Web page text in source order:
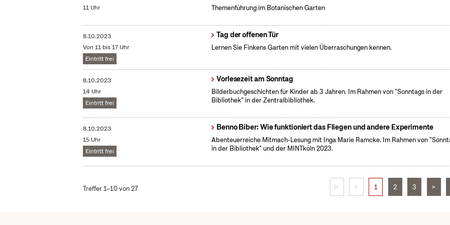
11 Uhr
Themenführung im Botanischen Garten
8.10.2023
Von 11 bis 17 Uhr
Eintritt frei
Tag der offenen Tür
Lernen Sie Finkens Garten mit vielen Überraschungen kennen.
8.10.2023
14 Uhr
Eintritt frei
Vorlesezeit am Sonntag
Bilderbuchgeschichten für Kinder ab 3 Jahren. Im Rahmen von "Sonntags in der
Bibliothek" in der Zentralbibliothek.
8.10.2023
15 Uhr
Eintritt frei
Benno Biber: Wie funktioniert das Fliegen und andere Experimente
Abenteuerreiche Mitmach-Lesung mit Inga Marie Ramcke. Im Rahmen von
in der Bibliothek" und der MINTköln 2023.
Treffer 1–10 von 27 |< < 1 2 3 >